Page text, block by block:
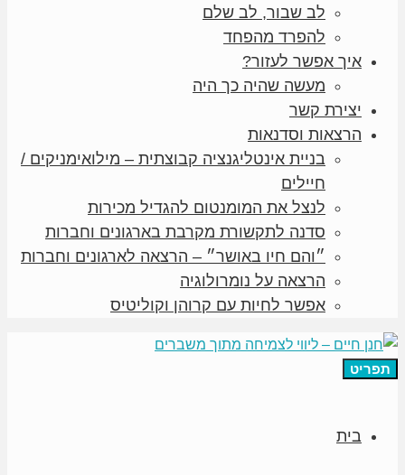
לב שבור, לב שלם
להפרד מהפחד
איך אפשר לעזור?
מעשה שהיה כך היה
יצירת קשר
הרצאות וסדנאות
בניית אינטליגנציה קבוצתית – מילואימניקים /
חיילים
לנצל את המומנטום להגדיל מכירות
סדנה לתקשורת מקרבת בארגונים וחברות
״והם חיו באושר״ – הרצאה לארגונים וחברות
הרצאה על נומרולוגיה
אפשר לחיות עם קרוהן וקוליטיס
תפריט
בית